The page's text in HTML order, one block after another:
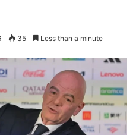
35 Less than a minute